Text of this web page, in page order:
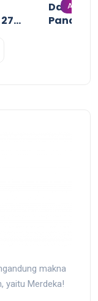
Aksi
Dari
makna
yaitu Merdeka!